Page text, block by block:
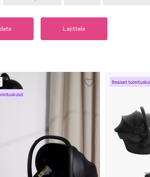
Lajittele
Ilmaiset